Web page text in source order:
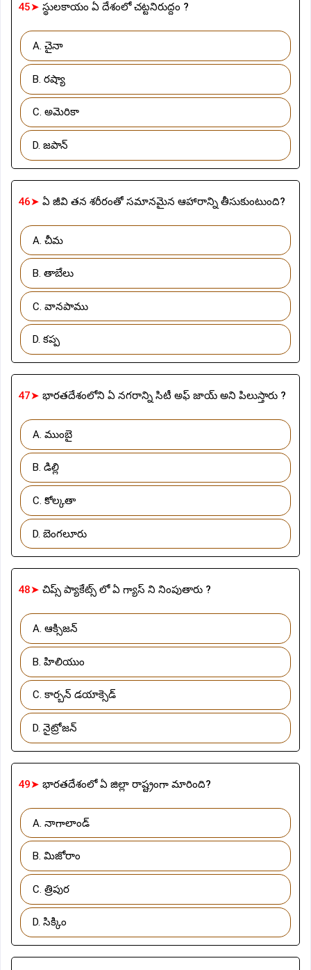
45➤ స్థులకాయం ఏ దేశంలో చట్టనిరుద్దం ?
A. చైనా
B. రష్యా
C. అమెరికా
D. జపాన్
46➤ ఏ జీవి తన శరీరంతో సమానమైన ఆహారాన్ని తీసుకుంటుంది?
A. చీమ
B. తాబేలు
C. వానపాము
D. కప్ప
47➤ భారతదేశంలోని ఏ నగరాన్ని సిటీ అఫ్ జాయ్ అని పిలుస్తారు ?
A. ముంబై
B. డిల్లి
C. కోల్కతా
D. బెంగలూరు
48➤ చిప్స్ ప్యాకేట్స్ లో ఏ గ్యాస్ ని నింపుతారు ?
A. ఆక్సిజన్
B. హిలియుం
C. కార్బన్ డయాక్సెడ్
D. నైట్రోజన్
49➤ భారతదేశంలో ఏ జిల్లా రాష్ట్రంగా మారింది?
A. నాగాలాండ్
B. మిజోరాం
C. త్రిపుర
D. సిక్కిం